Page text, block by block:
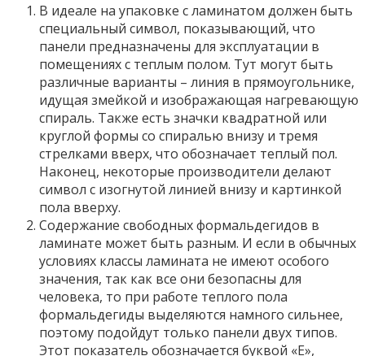
В идеале на упаковке с ламинатом должен быть
специальный символ, показывающий, что
панели предназначены для эксплуатации в
помещениях с теплым полом. Тут могут быть
различные варианты – линия в прямоугольнике,
идущая змейкой и изображающая нагревающую
спираль. Также есть значки квадратной или
круглой формы со спиралью внизу и тремя
стрелками вверх, что обозначает теплый пол.
Наконец, некоторые производители делают
символ с изогнутой линией внизу и картинкой
пола вверху.
Содержание свободных формальдегидов в
ламинате может быть разным. И если в обычных
условиях классы ламината не имеют особого
значения, так как все они безопасны для
человека, то при работе теплого пола
формальдегиды выделяются намного сильнее,
поэтому подойдут только панели двух типов.
Этот показатель обозначается буквой «Е»,